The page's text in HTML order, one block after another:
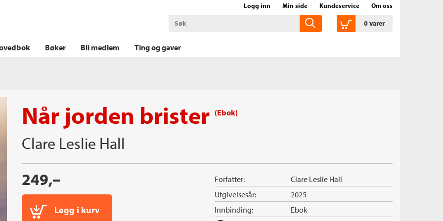
Logg inn Min side Kundeservice Om oss
0varer
Bøker Bli medlem Ting og gaver
Når jorden brister (Ebok)
Clare Leslie Hall
249,–
Legg i kurv
Forfatter: Clare Leslie Hall
Innbinding: Ebok
Utgivelsesår: 2025